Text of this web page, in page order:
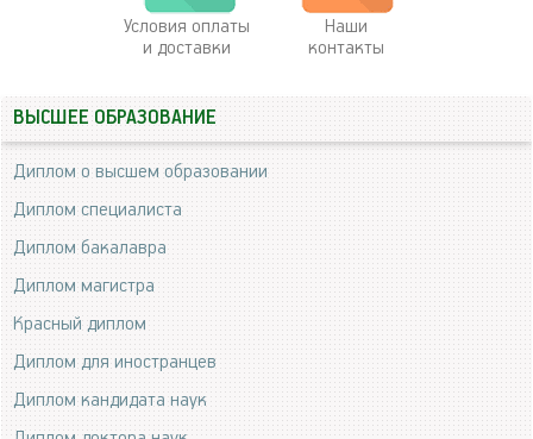
Условия оплаты
и доставки
Наши
контакты
ВЫСШЕЕ ОБРАЗОВАНИЕ
Диплом о высшем образовании
Диплом специалиста
Диплом бакалавра
Диплом магистра
Красный диплом
Диплом для иностранцев
Диплом кандидата наук